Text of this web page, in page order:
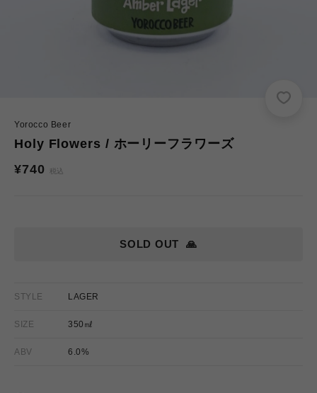
Yorocco Beer
Holy Flowers / ホーリーフラワーズ
通
¥740 税込
🙏
SOLD OUT
STYLE LAGER
SIZE 350㎖
ABV 6.0%